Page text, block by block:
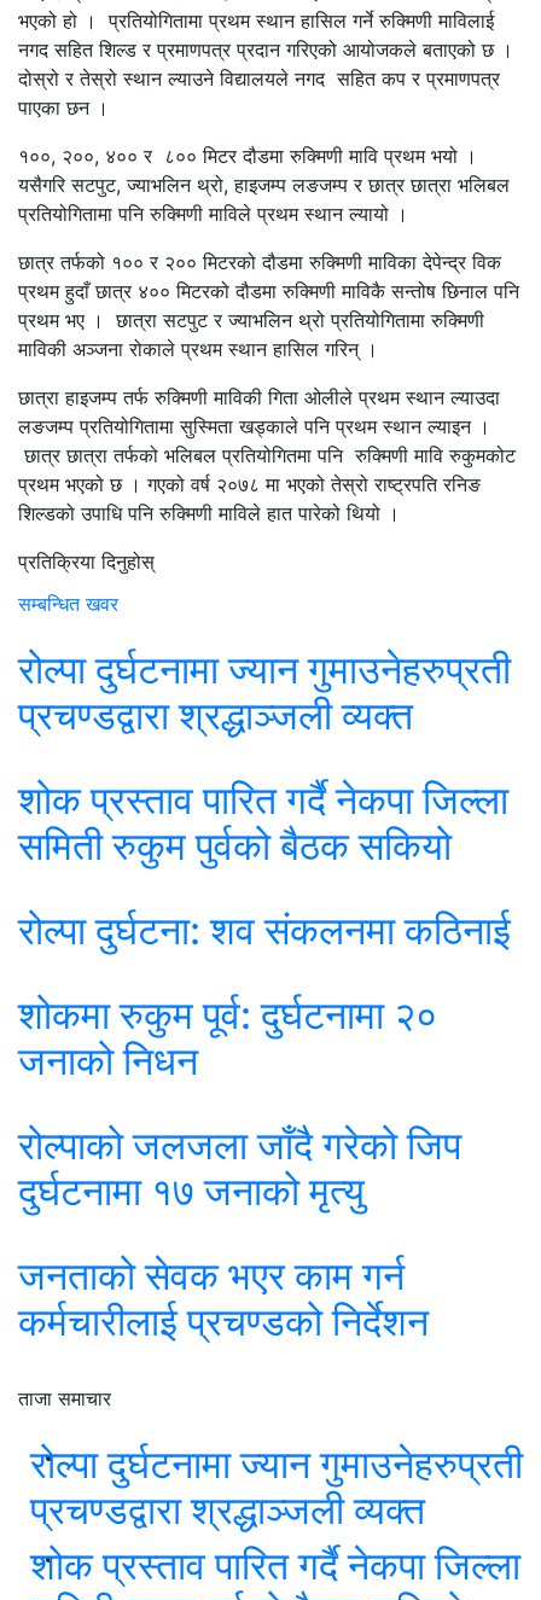
भएको हो । प्रतियोगितामा प्रथम स्थान हासिल गर्ने रुक्मिणी माविलाई
नगद सहित शिल्ड र प्रमाणपत्र प्रदान गरिएको आयोजकले बताएको छ ।
दोस्रो र तेस्रो स्थान ल्याउने विद्यालयले नगद सहित कप र प्रमाणपत्र
पाएका छन ।
१००, २००, ४०० र ८०० मिटर दौडमा रुक्मिणी मावि प्रथम भयो ।
यसैगरि सटपुट, ज्याभलिन थ्रो, हाइजम्प लङजम्प र छात्र छात्रा भलिबल
प्रतियोगितामा पनि रुक्मिणी माविले प्रथम स्थान ल्यायो ।
छात्र तर्फको १०० र २०० मिटरको दौडमा रुक्मिणी माविका देपेन्द्र विक
प्रथम हुदाँ छात्र ४०० मिटरको दौडमा रुक्मिणी माविकै सन्तोष छिनाल पनि
प्रथम भए । छात्रा सटपुट र ज्याभलिन थ्रो प्रतियोगितामा रुक्मिणी
माविकी अञ्जना रोकाले प्रथम स्थान हासिल गरिन् ।
छात्रा हाइजम्प तर्फ रुक्मिणी माविकी गिता ओलीले प्रथम स्थान ल्याउदा
लङजम्प प्रतियोगितामा सुस्मिता खड्काले पनि प्रथम स्थान ल्याइन ।
छात्र छात्रा तर्फको भलिबल प्रतियोगितमा पनि रुक्मिणी मावि रुकुमकोट
प्रथम भएको छ । गएको वर्ष २०७८ मा भएको तेस्रो राष्ट्रपति रनिङ
शिल्डको उपाधि पनि रुक्मिणी माविले हात पारेको थियो ।
प्रतिक्रिया दिनुहोस्
सम्बन्धित खवर
रोल्पा दुर्घटनामा ज्यान गुमाउनेहरुप्रती
प्रचण्डद्वारा श्रद्धाञ्जली व्यक्त
शोक प्रस्ताव पारित गर्दै नेकपा जिल्ला
समिती रुकुम पुर्वको बैठक सकियो
रोल्पा दुर्घटना: शव संकलनमा कठिनाई
शोकमा रुकुम पूर्व: दुर्घटनामा २०
जनाको निधन
रोल्पाको जलजला जाँदै गरेको जिप
दुर्घटनामा १७ जनाको मृत्यु
जनताको सेवक भएर काम गर्न
कर्मचारीलाई प्रचण्डको निर्देशन
ताजा समाचार
रोल्पा दुर्घटनामा ज्यान गुमाउनेहरुप्रती
प्रचण्डद्वारा श्रद्धाञ्जली व्यक्त
शोक प्रस्ताव पारित गर्दै नेकपा जिल्ला